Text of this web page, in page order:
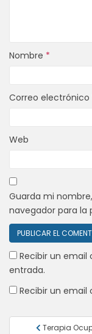
Nombre *
Correo electrónico
Web
Guarda mi
navegador para la
Recibir un
entrada.
Recibir un
Terapia